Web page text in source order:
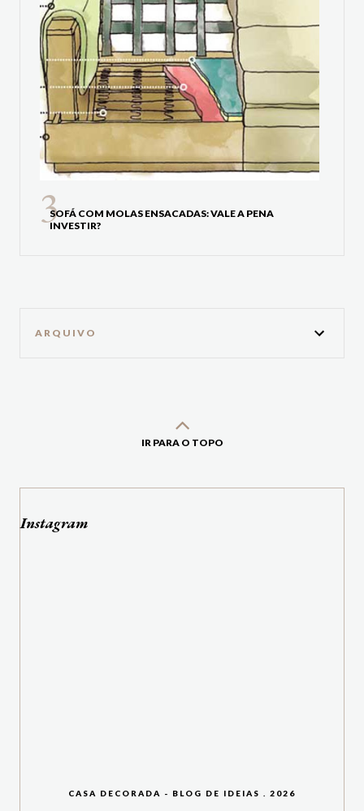
SOFÁ COM MOLAS ENSACADAS: VALE A PENA
INVESTIR?
ARQUIVO
IR PARA O TOPO
Instagram
CASA DECORADA - BLOG DE IDEIAS 2026